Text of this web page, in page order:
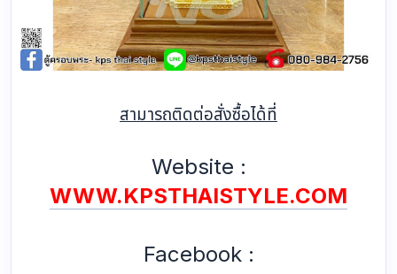
สามารถติดต่อสั่งซื้อได้ที่
Website :
WWW.KPSTHAISTYLE.COM
Facebook :